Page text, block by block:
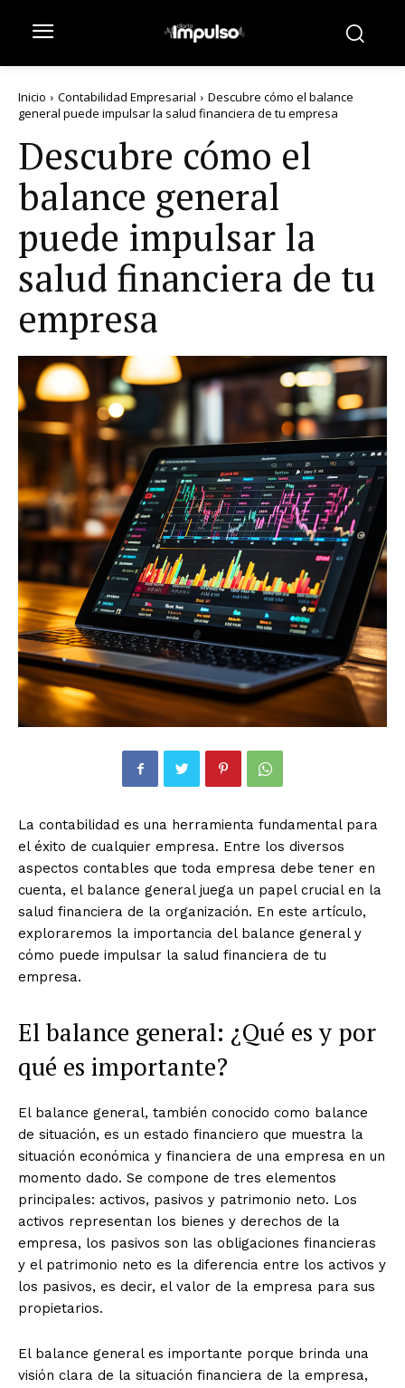
Inicio Contabilidad Empresarial
Descubre cómo el balance
general puede impulsar la salud financiera de tu empresa
Descubre cómo el
balance general
puede impulsar la
salud financiera de tu
empresa
La contabilidad es una herramienta fundamental para
el éxito de cualquier empresa. Entre los diversos
aspectos contables que toda empresa debe tener en
cuenta, el balance general juega un papel crucial en la
salud financiera de la organización. En este artículo,
exploraremos la importancia del balance general y
cómo puede impulsar la salud financiera de tu
empresa.
El balance general: ¿Qué es y por
qué es importante?
El balance general, también conocido como balance
de situación, es un estado financiero que muestra la
situación económica y financiera de una empresa en un
momento dado. Se compone de tres elementos
principales: activos, pasivos y patrimonio neto. Los
activos representan los bienes y derechos de la
empresa, los pasivos son las obligaciones financieras
y el patrimonio neto es la diferencia entre los activos y
los pasivos, es decir, el valor de la empresa para sus
propietarios.
El balance general es importante porque brinda una
visión clara de la situación financiera de la empresa,